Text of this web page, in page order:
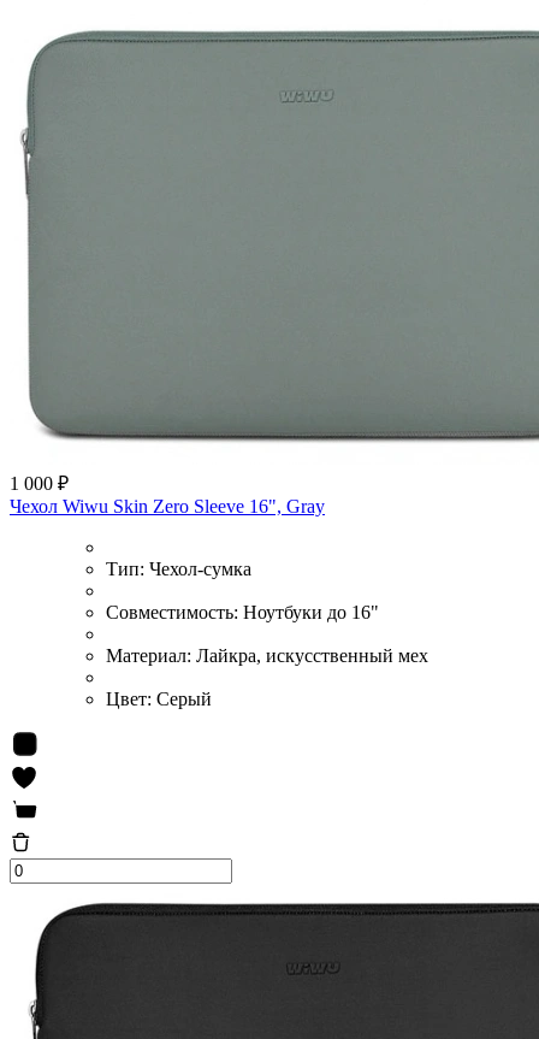
1 000 ₽
Чехол Wiwu Skin Zero Sleeve 16", Gray
Тип: Чехол-сумка
Совместимость: Ноутбуки до 16"
Материал: Лайкра, искусственный мех
Цвет: Серый